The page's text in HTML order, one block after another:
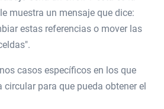
muestra un mensaje que dice:
estas referencias o mover las
casos específicos en los que
circular para que pueda obtener el